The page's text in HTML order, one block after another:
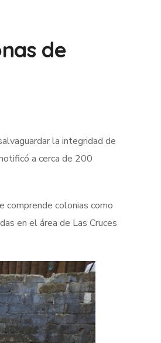
de
la integridad de
a cerca de 200
colonias como
en el área de Las Cruces